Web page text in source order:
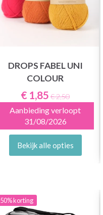
DROPS FABEL UNI
COLOUR
€ 1,85 € 2,50
Aanbieding verloopt
31/08/2026
Bekijk alle opties
50%korting